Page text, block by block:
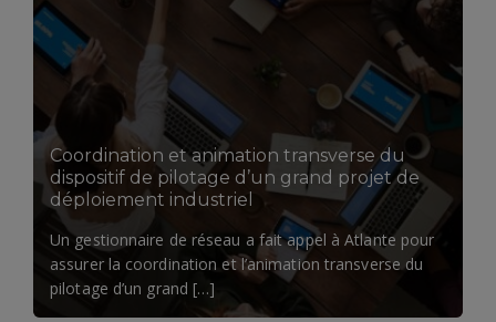
Coordination et animation transverse du
dispositif de pilotage d’un grand projet de
déploiement industriel
Un gestionnaire de réseau a fait appel à Atlante pour
assurer la coordination et l’animation transverse du
pilotage d’un grand […]